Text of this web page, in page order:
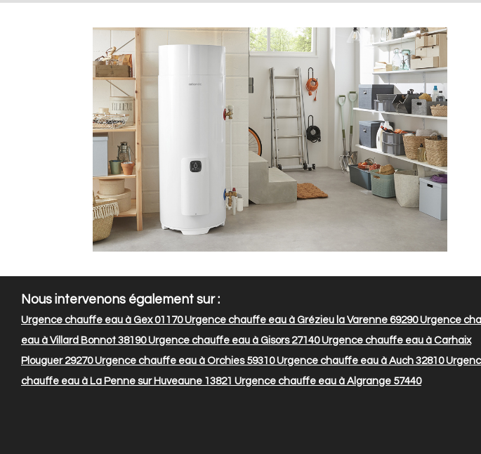
Nous intervenons également sur :
Urgence chauffe eau à Gex 01170Urgence chauffe eau à Grézieu la Varenne 69290Urgence
eau à Villard Bonnot 38190Urgence chauffe eau à Gisors 27140Urgence chauffe eau à Carhaix
Plouguer 29270Urgence chauffe eau à Orchies 59310Urgence chauffe eau à Auch 32810
chauffe eau à La Penne sur Huveaune 13821 Urgence chauffe eau à Algrange 57440